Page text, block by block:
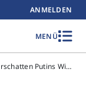
ANMELDEN
MENÜ
Drohnen und Rauch überschatten Putins Wirtschaftsforum